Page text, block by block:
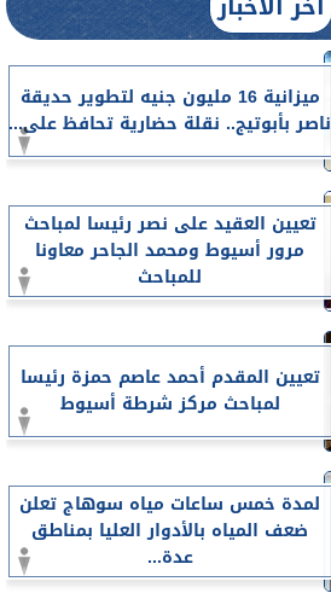
ميزانية 16 مليون جنيه لتطوير حديقة
ناصر بأبوتيج.. نقلة حضارية تحافظ على...
تعيين العقيد على نصر رئيسا لمباحث
مرور أسيوط ومحمد الجاحر معاونا
للمباحث
تعيين المقدم أحمد عاصم حمزة رئيسا
لمباحث مركز شرطة أسيوط
لمدة خمس ساعات مياه سوهاج تعلن
ضعف المياه بالأدوار العليا بمناطق
عدة...